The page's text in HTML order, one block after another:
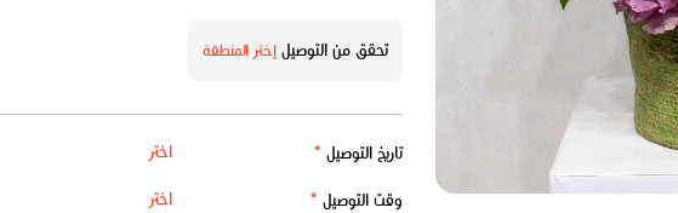
تحقق من التوصيلإختر المنطقة
تاريخ التوصيل *
وقت التوصيل *